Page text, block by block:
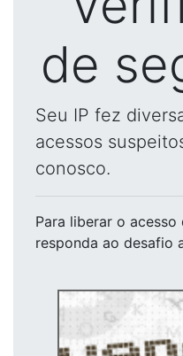
de
Seu IP fez
acessos
conosco.
Para liberar o acesso
responda ao desafio